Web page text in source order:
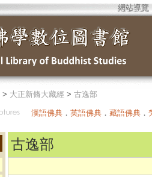
網站導覽
> 大正新脩大藏經 > 古逸部
漢語佛典 ． 英語佛典 ． 藏語佛典 ．
古逸部